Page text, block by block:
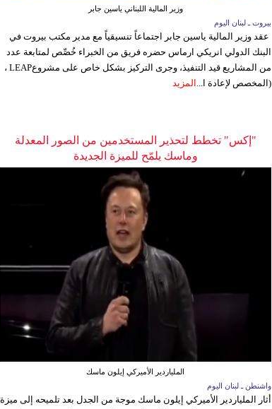
وزير المالية اللبناني ياسين جابر
بيروت ـ لبنان اليوم
عقد وزير المالية ياسين جابر اجتماعاً تنسيقياً مع مدير مكتب بيروت في
البنك الدولي انريكي ارماس حضره فريق من الخبراء خُصِّص لمتابعة عدد
من المشاريع قيد التنفيذ، وجرى التركيز بشكل خاص على مشروعLEAP ،
(المخصص لإعادة ا... المزيد
"إكس" تخطط لتحذير المستخدمين من الصور المعدلة
وماسك يلمّح للميزة الجديدة
الملياردير الأميركي إيلون ماسك
واشنطن ـ لبنان اليوم
أثار الملياردير الأميركي إيلون ماسك موجة من الجدل بعد تلميحه إلى ميزة